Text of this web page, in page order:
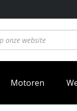
Motoren